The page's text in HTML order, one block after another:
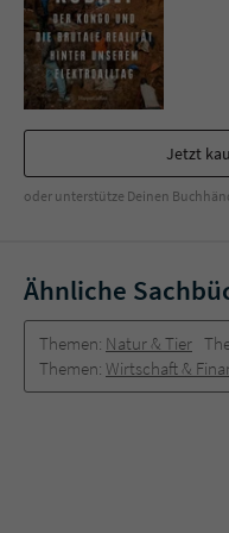
Jetzt
oder unterstütze Deinen
Ähnliche
Themen: Natur & Tier
Themen: Wirtschaft &